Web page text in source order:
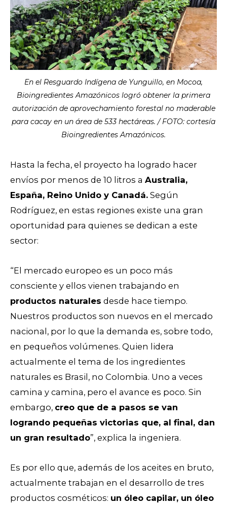
En el Resguardo Indígena de Yunguillo, en Mocoa,
Bioingredientes Amazónicos logró obtener la primera
autorización de aprovechamiento forestal no maderable
para cacay en un área de 533 hectáreas. / FOTO: cortesía
Bioingredientes Amazónicos.
Hasta la fecha, el proyecto ha logrado hacer
envíos por menos de 10 litros a Australia,
España, Reino Unido y Canadá. Según
Rodríguez, en estas regiones existe una gran
oportunidad para quienes se dedican a este
sector:
“El mercado europeo es un poco más
consciente y ellos vienen trabajando en
productos naturales desde hace tiempo.
Nuestros productos son nuevos en el mercado
nacional, por lo que la demanda es, sobre todo,
en pequeños volúmenes. Quien lidera
actualmente el tema de los ingredientes
naturales es Brasil, no Colombia. Uno a veces
camina y camina, pero el avance es poco. Sin
embargo, creo que de a pasos se van
logrando pequeñas victorias que, al final, dan
un gran resultado”, explica la ingeniera.
Es por ello que, además de los aceites en bruto,
actualmente trabajan en el desarrollo de tres
productos cosméticos: un óleo capilar, un óleo